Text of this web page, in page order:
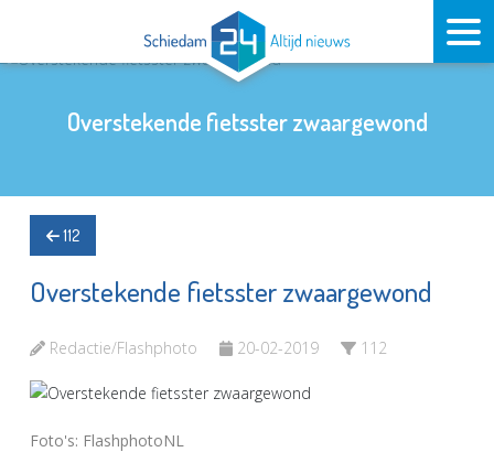
Overstekende fietsster zwaargewond
112
Overstekende fietsster zwaargewond
Redactie/Flashphoto 20-02-2019 112
Foto's: FlashphotoNL